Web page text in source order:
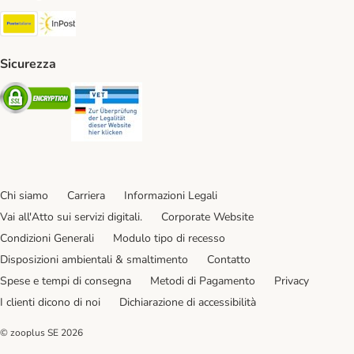
Poste Italiane. Shipping Method
Sicurezza
Security
Chi siamo Carriera
Informazioni Legali
Vai all'Atto sui servizi digitali.
Corporate Website
Condizioni Generali
Modulo tipo di recesso
Disposizioni ambientali & smaltimento
Contatto
Spese e tempi di consegna
Metodi di Pagamento
Privacy
I clienti dicono di noi
Dichiarazione di accessibilità
© zooplus SE 2026